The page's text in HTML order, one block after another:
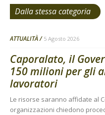
Dalla stessa categoria
ATTUALITÀ 5 Agosto 2026
Caporalato, il
150 milioni per gli
lavoratori
Le risorse saranno affidate al
organizzazioni chiedono